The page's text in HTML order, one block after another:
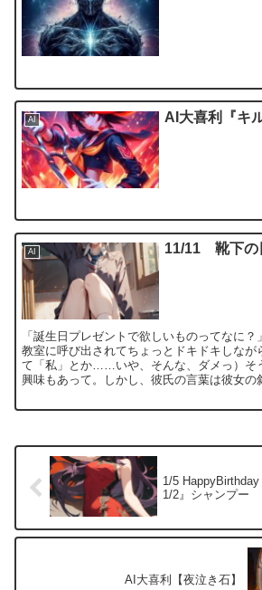
AI AI大喜利『キ
AI 11/11 靴下の
「誕生日プレゼントで欲しいものってなに？
教室に呼び出されてちょっとドキドキしなが
て「私」とか……いや、そんな、ダメっ）そ
興味もあって。しかし、彼氏の言葉は彼女の
1/5
1/2』シャンプー
AI大喜利【夜泣き石】